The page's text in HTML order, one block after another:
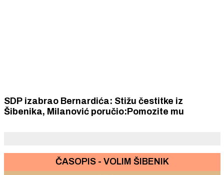
SDP izabrao Bernardića: Stižu čestitke iz
Šibenika, Milanović poručio:Pomozite mu
ČASOPIS - VOLIM ŠIBENIK